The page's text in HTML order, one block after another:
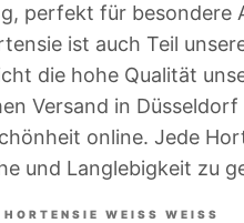
perfekt für besondere
ist auch Teil
die hohe Qualität
Versand in
online. Jede
und Langlebigkeit zu
HORTENSIE WEISS WEISS